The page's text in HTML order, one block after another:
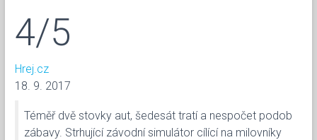
4/5
Hrej.cz
18. 9. 2017
Téměř dvě stovky aut, šedesát tratí a nespočet podob
zábavy. Strhující závodní simulátor cílící na milovníky